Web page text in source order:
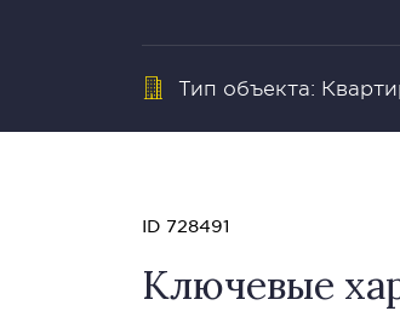
Тип объекта:
ID 728491
Ключевые